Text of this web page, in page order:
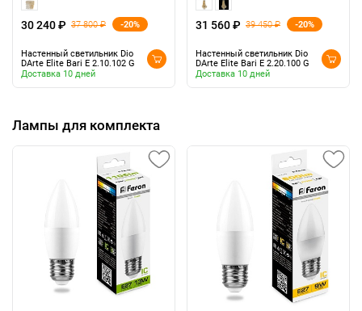
30 240 ₽ 37 800 ₽ -20%
Настенный светильник Dio
DArte Elite Bari E 2.10.102 G
Доставка 10 дней
31 560 ₽ 39 450 ₽ -20%
Настенный светильник Dio
DArte Elite Bari E 2.20.100 G
Доставка 10 дней
Лампы для комплекта